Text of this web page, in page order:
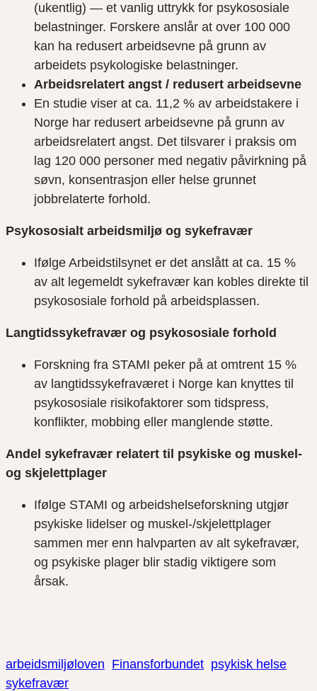
(ukentlig) — et vanlig uttrykk for psykososiale
belastninger. Forskere anslår at over 100 000
kan ha redusert arbeidsevne på grunn av
arbeidets psykologiske belastninger.
Arbeidsrelatert angst / redusert arbeidsevne
En studie viser at ca. 11,2 % av arbeidstakere i
Norge har redusert arbeidsevne på grunn av
arbeidsrelatert angst. Det tilsvarer i praksis om
lag 120 000 personer med negativ påvirkning på
søvn, konsentrasjon eller helse grunnet
jobbrelaterte forhold.
Psykososialt arbeidsmiljø og sykefravær
Ifølge Arbeidstilsynet er det anslått at ca. 15 %
av alt legemeldt sykefravær kan kobles direkte til
psykososiale forhold på arbeidsplassen.
Langtidssykefravær og psykososiale forhold
Forskning fra STAMI peker på at omtrent 15 %
av langtidssykefraværet i Norge kan knyttes til
psykososiale risikofaktorer som tidspress,
konflikter, mobbing eller manglende støtte.
Andel sykefravær relatert til psykiske og muskel-
og skjelettplager
Ifølge STAMI og arbeidshelseforskning utgjør
psykiske lidelser og muskel-/skjelettplager
sammen mer enn halvparten av alt sykefravær,
og psykiske plager blir stadig viktigere som
årsak.
arbeidsmiljøloven Finansforbundet psykisk helse
sykefravær